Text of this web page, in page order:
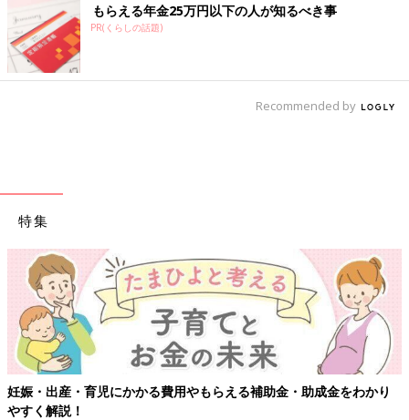
もらえる年金25万円以下の人が知るべき事
PR(くらしの話題)
Recommended by
特集
妊娠・出産・育児にかかる費用やもらえる補助金・助成金をわかり
やすく解説！